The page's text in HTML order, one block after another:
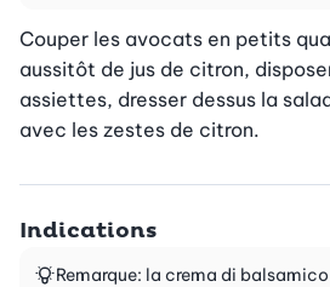
Couper les avocats en petits
aussitôt de jus de citron,
assiettes, dresser dessus la
avec les zestes de citron.
Indications
Remarque: la crema di